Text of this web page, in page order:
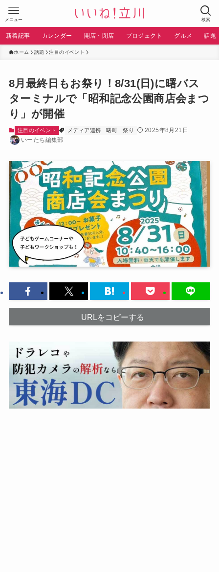
検索
メニュー
新着記事 カレンダー 開店・閉店 プロジェクト グルメ 話題
ホーム 話題 注目のイベント
8月最終日もお祭り！8/31(日)に曙バス
ターミナルで「昭和記念公園商店会まつ
り」が開催
注目のイベント メディア連携 曙町 祭り
2025年8月21日
いーたち編集部
URLをコピーする